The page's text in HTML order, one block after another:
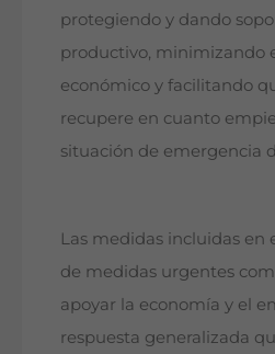
protegiendo y dando
productivo, minimizando
económico y facilitando
recupere en cuanto
situación de emergencia
Las medidas incluidas en
de medidas urgentes
apoyar la economía y el
respuesta generalizada